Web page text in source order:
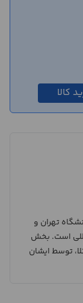
کالا
تهران و
است. بخش
توسط ایشان